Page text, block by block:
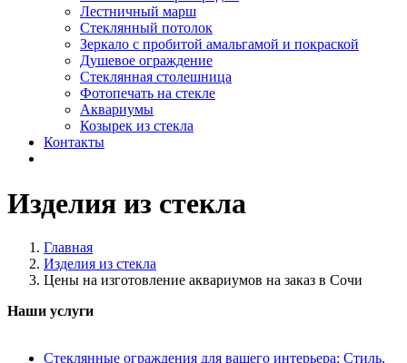
Лестничный марш
Стеклянный потолок
Зеркало с пробитой амальгамой и покраской
Душевое ограждение
Стеклянная столешница
Фотопечать на стекле
Аквариумы
Козырек из стекла
Контакты
Изделия из стекла
Главная
Изделия из стекла
Цены на изготовление аквариумов на заказ в Сочи
Наши услуги
Стеклянные ограждения для вашего интерьера: Стиль,